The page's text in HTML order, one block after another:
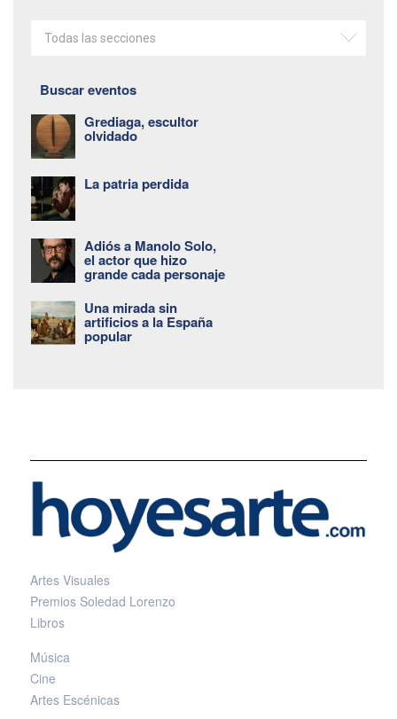
Todas las secciones
Buscar eventos
Grediaga, escultor
olvidado
La patria perdida
Adiós a Manolo Solo,
el actor que hizo
grande cada personaje
Una mirada sin
artificios a la España
popular
Artes Visuales
Premios Soledad Lorenzo
Libros
Música
Cine
Artes Escénicas